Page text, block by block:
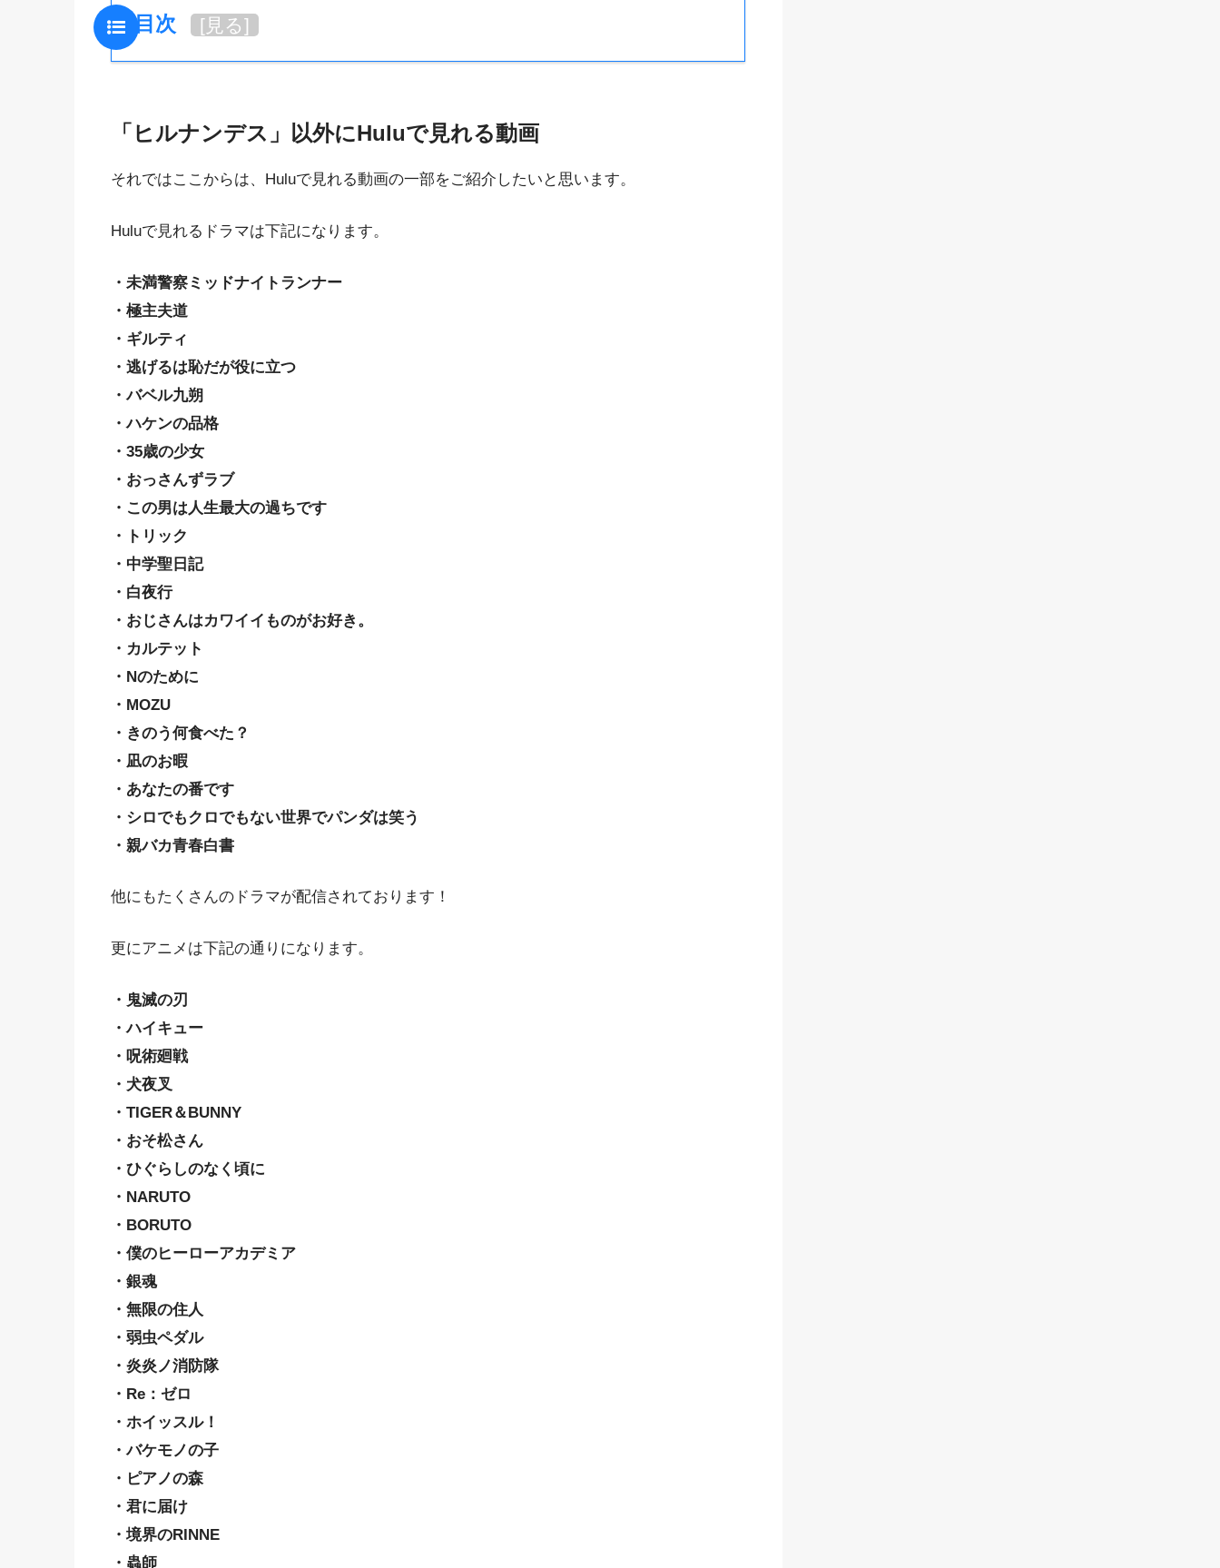
目次 [見る]
「ヒルナンデス」以外にHuluで見れる動画
それではここからは、Huluで見れる動画の一部をご紹介したいと思います。
Huluで見れるドラマは下記になります。
・未満警察ミッドナイトランナー
・極主夫道
・ギルティ
・逃げるは恥だが役に立つ
・バベル九朔
・ハケンの品格
・35歳の少女
・おっさんずラブ
・この男は人生最大の過ちです
・トリック
・中学聖日記
・白夜行
・おじさんはカワイイものがお好き。
・カルテット
・Nのために
・MOZU
・きのう何食べた？
・凪のお暇
・あなたの番です
・シロでもクロでもない世界でパンダは笑う
・親バカ青春白書
他にもたくさんのドラマが配信されております！
更にアニメは下記の通りになります。
・鬼滅の刃
・ハイキュー
・呪術廻戦
・犬夜叉
・TIGER＆BUNNY
・おそ松さん
・ひぐらしのなく頃に
・NARUTO
・BORUTO
・僕のヒーローアカデミア
・銀魂
・無限の住人
・弱虫ペダル
・炎炎ノ消防隊
・Re：ゼロ
・ホイッスル！
・バケモノの子
・ピアノの森
・君に届け
・境界のRINNE
・蟲師